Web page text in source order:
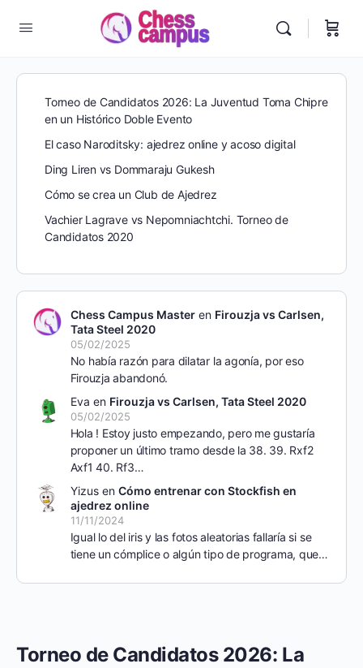
Torneo de Candidatos 2026: La
Torneo de Candidatos 2026: La Juventud Toma Chipre
en un Histórico Doble Evento
El caso Naroditsky: ajedrez online y acoso digital
Ding Liren vs Dommaraju Gukesh
Cómo se crea un Club de Ajedrez
Vachier Lagrave vs Nepomniachtchi. Torneo de
Candidatos 2020
Chess Campus Masteren Firouzja vs Carlsen,
Tata Steel 2020
05/02/2025
No había razón para dilatar la agonía, por eso
Firouzja abandonó.
Eva en Firouzja vs Carlsen, Tata Steel 2020
05/02/2025
Hola ! Estoy justo empezando, pero me gustaría
proponer un último tramo desde la 38. 39. Rxf2
Axf1 40. Rf3…
Yizusen Cómo entrenar con Stockfish en
ajedrez online
11/11/2024
Igual lo del iris y las fotos aleatorias fallaría si se
tiene un cómplice o algún tipo de programa, que…